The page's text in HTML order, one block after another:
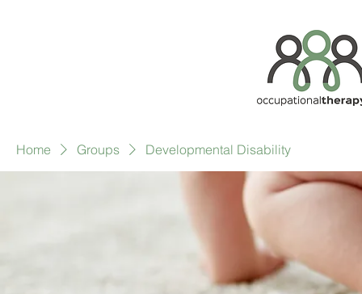
Home Groups Developmental Disability